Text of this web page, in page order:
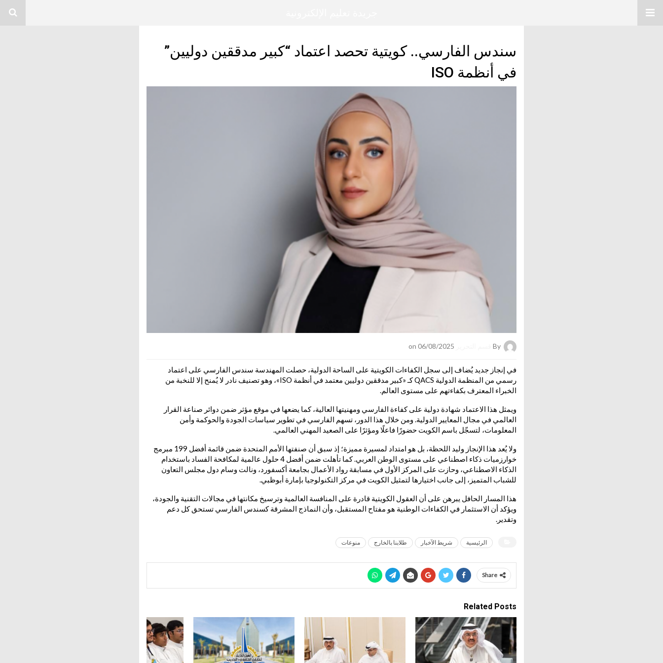
سندس الفارسي.. كويتية تحصد اعتماد “كبير مدققين دوليين”
في أنظمة ISO
By
في إنجاز جديد يُضاف إلى سجل الكفاءات الكويتية على الساحة الدولية، حصلت المهندسة سندس الفارسي على اعتماد
رسمي من المنظمة الدولية QACS كـ «كبير مدققين دوليين معتمد في أنظمة ISO»، وهو تصنيف نادر لا يُمنح إلا للنخبة من
الخبراء المعترف بكفاءتهم على مستوى العالم.
ويمثل هذا الاعتماد شهادة دولية على كفاءة الفارسي ومهنيتها العالية، كما يضعها في موقع مؤثر ضمن دوائر صناعة القرار
العالمي في مجال المعايير الدولية. ومن خلال هذا الدور، تسهم الفارسي في تطوير سياسات الجودة والحوكمة وأمن
المعلومات، لتسجّل باسم الكويت حضورًا فاعلًا ومؤثرًا على الصعيد المهني العالمي.
ولا يُعد هذا الإنجاز وليد اللحظة، بل هو امتداد لمسيرة مميزة؛ إذ سبق أن صنفتها الأمم المتحدة ضمن قائمة أفضل 199 مبرمج
خوارزميات ذكاء اصطناعي على مستوى الوطن العربي. كما تأهلت ضمن أفضل 4 حلول عالمية لمكافحة الفساد باستخدام
الذكاء الاصطناعي، وحازت على المركز الأول في مسابقة رواد الأعمال بجامعة أكسفورد، ونالت وسام دول مجلس التعاون
للشباب المتميز، إلى جانب اختيارها لتمثيل الكويت في مركز التكنولوجيا بإمارة أبوظبي.
هذا المسار الحافل يبرهن على أن العقول الكويتية قادرة على المنافسة العالمية وترسيخ مكانتها في مجالات التقنية والجودة،
ويؤكد أن الاستثمار في الكفاءات الوطنية هو مفتاح المستقبل، وأن النماذج المشرقة كسندس الفارسي تستحق كل دعم
وتقدير.
الرئيسية شريط الآخبار طلابنا بالخارج منوعات
Share
Related Posts